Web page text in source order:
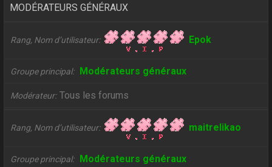
MODÉRATEURS GÉNÉRAUX
Rang, Nom d’utilisateur Epok
Groupe principal Modérateurs généraux
Modérateur Tous les forums
Rang, Nom d’utilisateur maitrelikao
Groupe principal Modérateurs généraux